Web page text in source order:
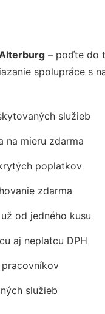
– poďte do
spolupráce s
služieb
na mieru zdarma
poplatkov
zdarma
od jedného kusu
aj neplatcu DPH
služieb